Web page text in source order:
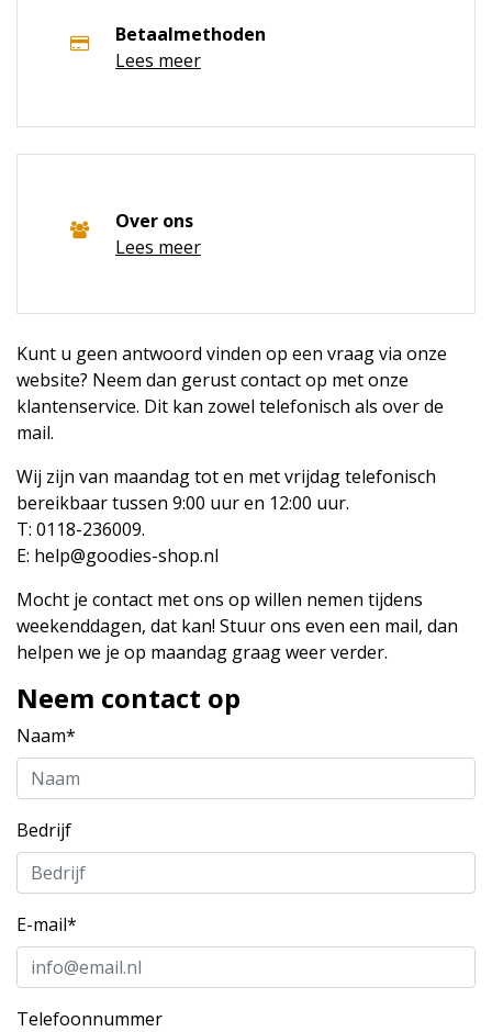
Betaalmethoden
Lees meer
Over ons
Lees meer
Kunt u geen antwoord vinden op een vraag via onze
website? Neem dan gerust contact op met onze
klantenservice. Dit kan zowel telefonisch als over de
mail.
Wij zijn van maandag tot en met vrijdag telefonisch
bereikbaar tussen 9:00 uur en 12:00 uur.
T: 0118-236009.
E: help@goodies-shop.nl
Mocht je contact met ons op willen nemen tijdens
weekenddagen, dat kan! Stuur ons even een mail, dan
helpen we je op maandag graag weer verder.
Neem contact op
Naam*
Bedrijf
E-mail*
Telefoonnummer